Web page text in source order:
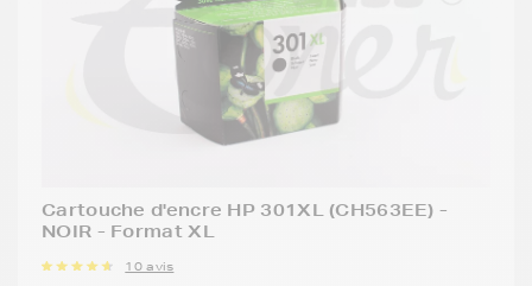
Cartouche d'encre HP 301XL (CH563EE) -
NOIR - Format XL
10 avis